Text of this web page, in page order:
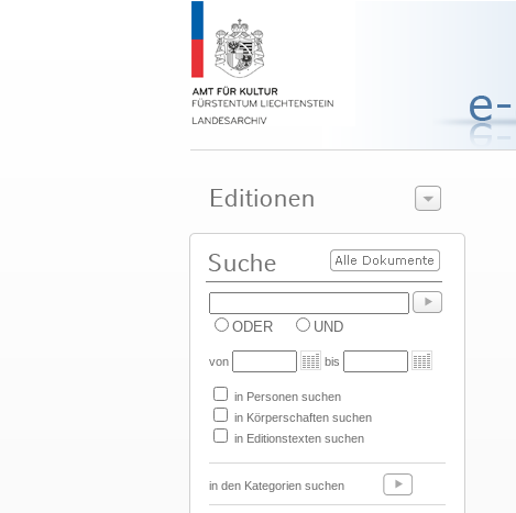
ODER UND
von bis
in Personen suchen
in Körperschaften suchen
in Editionstexten suchen
in den Kategorien suchen